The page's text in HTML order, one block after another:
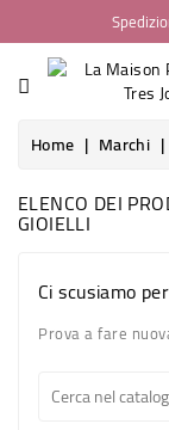
HOME
ABBIGLIAMENTO
BORSE
PASSEGGINI
SEGGIOLINI
Home Marchi
ELENCO DEI
GIOIELLI
Ci scusiamo
Prova a fare